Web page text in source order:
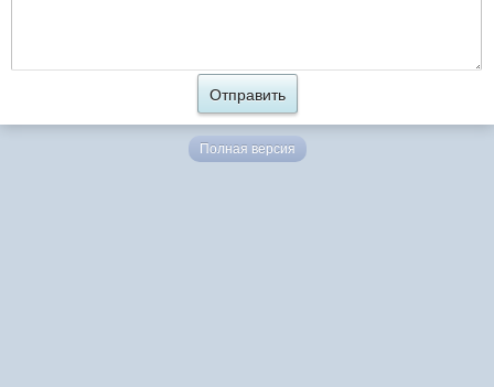
Полная версия